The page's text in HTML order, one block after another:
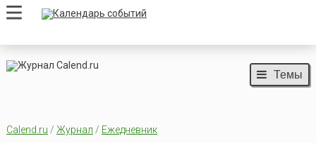
Темы
Calend.ru / Журнал / Ежедневник